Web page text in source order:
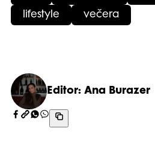
lifestyle večera
Editor: Ana Burazer